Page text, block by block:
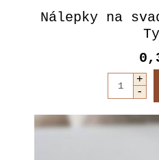
Nálepky na